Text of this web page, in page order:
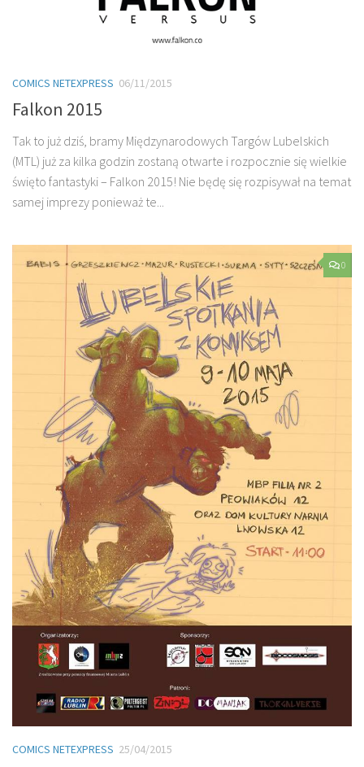
COMICS NETEXPRESS 06/11/2015
Falkon 2015
Tak to już dziś, bramy Międzynarodowych Targów Lubelskich
(MTL) już za kilka godzin zostaną otwarte i rozpocznie się wielkie
święto fantastyki – Falkon 2015! Nie będę się rozpisywał na temat
samej imprezy ponieważ te...
0
COMICS NETEXPRESS 25/04/2015